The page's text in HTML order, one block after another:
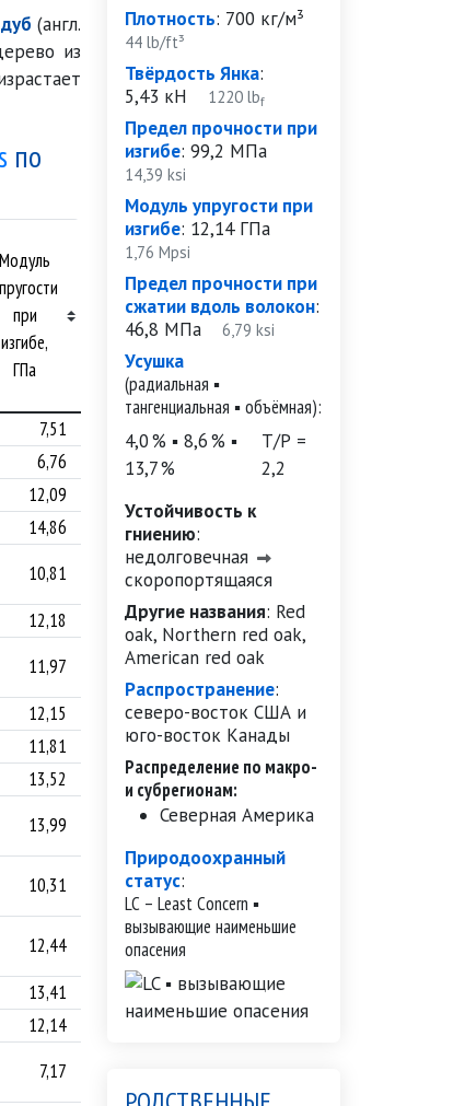
(англ.
из
по
Модуль
при
изгибе,
ГПа
Предел
прочности
при
сжатии
вдоль
волокон,
МПа
7,51
50,5
6,76
38,9
12,09
14,86
—
10,81
56,4
12,18
56,9
11,97
44,5
12,15
50,8
11,81
46,6
13,52
60,8
13,99 57,9
10,31 45,1
12,44
48,6
13,41
61,0
12,14
46,8
7,17
Плотность: 700 кг/м³
44 lb/ft³
Твёрдость Янка:
5,43 кН 1220 lbf
Предел прочности при
изгибе: 99,2 МПа
14,39 ksi
Модуль упругости при
изгибе: 12,14 ГПа
1,76 Mpsi
Предел прочности при
сжатии вдоль волокон:
46,8 МПа6,79 ksi
Усушка
(радиальная ▪
тангенциальная ▪ объёмная):
4,0 % ▪ 8,6 % ▪
13,7 %
Т/Р =
2,2
Устойчивость к
гниению:
недолговечная
скоропортящаяся
Другие названия: Red
oak, Northern red oak,
American red oak
Распространение:
северо-восток США и
юго-восток Канады
Распределение по макро-
и субрегионам:
Северная Америка
Природоохранный
статус:
LC – Least Concern ▪
вызывающие наименьшие
опасения